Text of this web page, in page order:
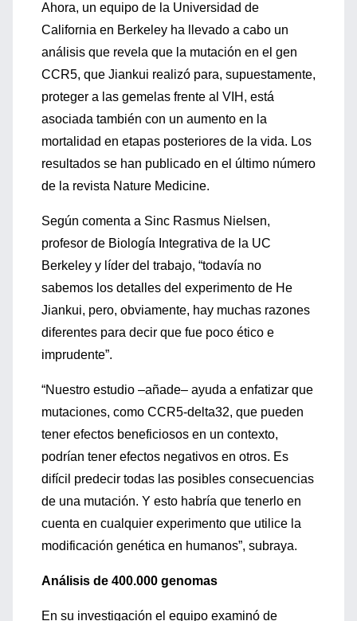
Ahora, un equipo de la Universidad de
California en Berkeley ha llevado a cabo un
análisis que revela que la mutación en el gen
CCR5, que Jiankui realizó para, supuestamente,
proteger a las gemelas frente al VIH, está
asociada también con un aumento en la
mortalidad en etapas posteriores de la vida. Los
resultados se han publicado en el último número
de la revista Nature Medicine.
Según comenta a Sinc Rasmus Nielsen,
profesor de Biología Integrativa de la UC
Berkeley y líder del trabajo, “todavía no
sabemos los detalles del experimento de He
Jiankui, pero, obviamente, hay muchas razones
diferentes para decir que fue poco ético e
imprudente”.
“Nuestro estudio –añade– ayuda a enfatizar que
mutaciones, como CCR5-delta32, que pueden
tener efectos beneficiosos en un contexto,
podrían tener efectos negativos en otros. Es
difícil predecir todas las posibles consecuencias
de una mutación. Y esto habría que tenerlo en
cuenta en cualquier experimento que utilice la
modificación genética en humanos”, subraya.
Análisis de 400.000 genomas
En su investigación el equipo examinó de